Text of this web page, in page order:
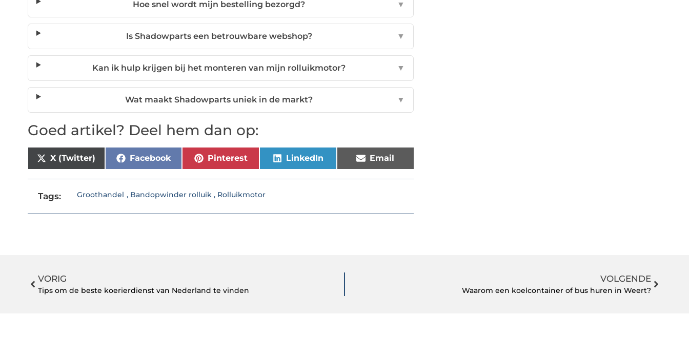
Hoe snel wordt mijn bestelling bezorgd? ▼
Is Shadowparts een betrouwbare webshop? ▼
Kan ik hulp krijgen bij het monteren van mijn rolluikmotor? ▼
Wat maakt Shadowparts uniek in de markt? ▼
Goed artikel? Deel hem dan op:
X (Twitter) Facebook Pinterest LinkedIn Email
Tags: Groothandel , Bandopwinder rolluik , Rolluikmotor
VORIG
Tips om de beste koerierdienst van Nederland te vinden
VOLGENDE
Waarom een koelcontainer of bus huren in Weert?